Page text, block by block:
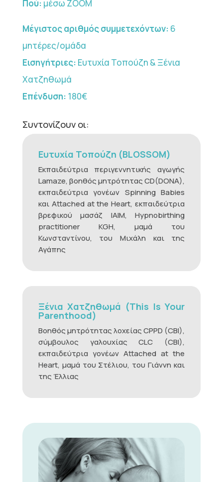
Πού: μέσω ZOOM
Μέγιστος αριθμός συμμετεχόντων: 6
μητέρες/ομάδα
Εισηγήτριες: Ευτυχία Τοπούζη & Ξένια
Χατζηθωμά
Επένδυση: 180€
Συντονίζουν οι:
Ευτυχία Τοπούζη (BLOSSOM)
Εκπαιδεύτρια περιγεννητικής αγωγής
Lamaze, βοηθός μητρότητας CD(DONA),
εκπαιδεύτρια γονέων Spinning Babies
και Attached at the Heart, εκπαιδεύτρια
βρεφικού μασάζ IAIM, Hypnobirthing
practitioner KGH, μαμά του
Κωνσταντίνου, του Μιχάλη και της
Αγάπης
Ξένια Χατζηθωμά (This Is Your
Parenthood)
Βοηθός μητρότητας λοχείας CPPD (CBI),
σύμβουλος γαλουχίας CLC (CBI),
εκπαιδεύτρια γονέων Attached at the
Heart, μαμά του Στέλιου, του Γιάννη και
της Έλλιας